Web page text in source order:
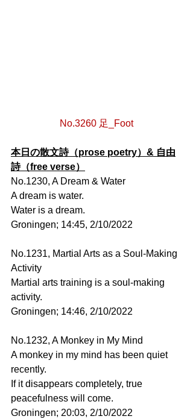
No.3260 足_Foot
本日の散文詩（prose poetry）& 自由
詩（free verse）
No.1230, A Dream & Water
A dream is water.
Water is a dream.
Groningen; 14:45, 2/10/2022
No.1231, Martial Arts as a Soul-Making
Activity
Martial arts training is a soul-making
activity.
Groningen; 14:46, 2/10/2022
No.1232, A Monkey in My Mind
A monkey in my mind has been quiet
recently.
If it disappears completely, true
peacefulness will come.
Groningen; 20:03, 2/10/2022